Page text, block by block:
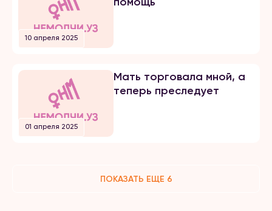
10 апреля 2025
01 апреля 2025
Мать торговала мной, а
теперь преследует
ПОКАЗАТЬ ЕЩЕ 6